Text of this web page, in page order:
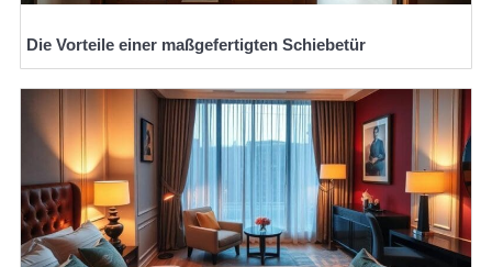
Die Vorteile einer maßgefertigten Schiebetür